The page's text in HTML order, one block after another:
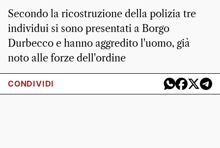
Secondo la ricostruzione della polizia tre
individui si sono presentati a Borgo
Durbecco e hanno aggredito l'uomo, già
noto alle forze dell'ordine
CONDIVIDI